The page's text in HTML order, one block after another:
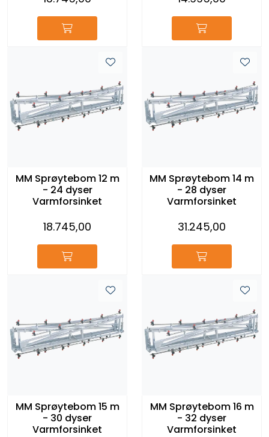
MM Sprøytebom 12 m
- 24 dyser
Varmforsinket
18.745,00
MM Sprøytebom 14 m
- 28 dyser
Varmforsinket
31.245,00
MM Sprøytebom 15 m
- 30 dyser
Varmforsinket
MM Sprøytebom 16 m
- 32 dyser
Varmforsinket